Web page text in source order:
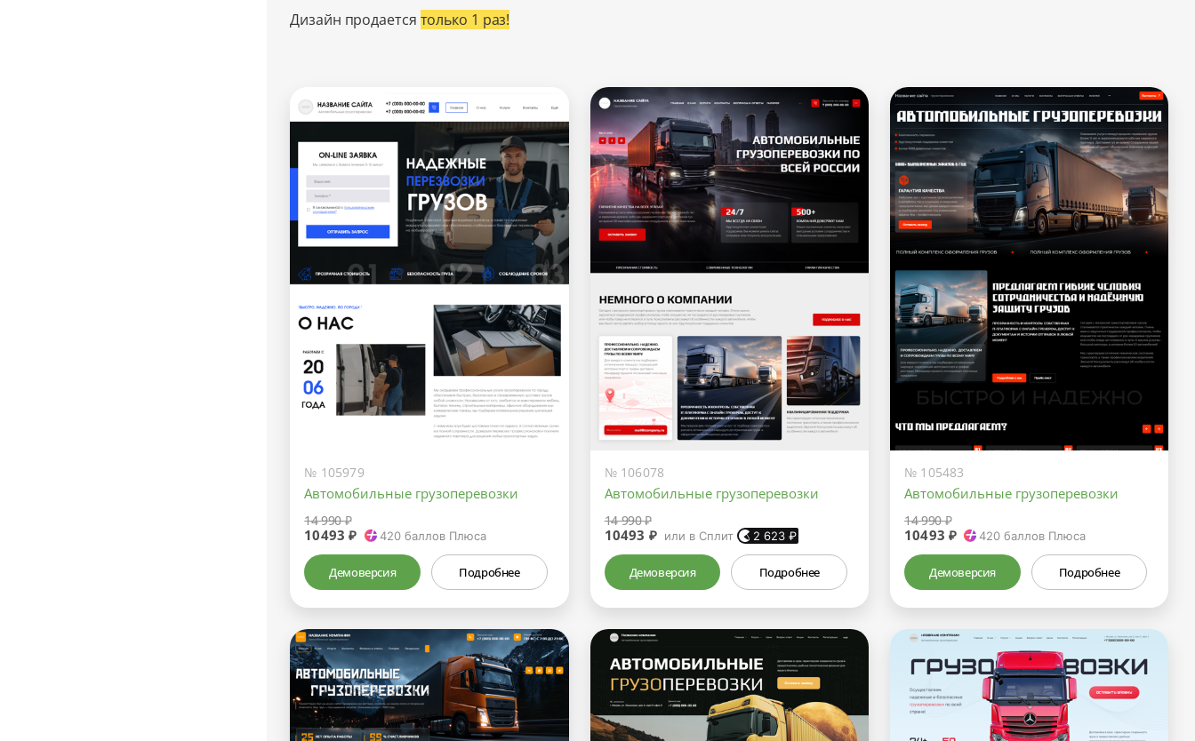
Дизайн продается только 1 раз!
№ 105979
Автомобильные грузоперевозки
14 990 ₽
10493 ₽ 420баллов Плюса
Демоверсия Подробнее
№ 106078
Автомобильные грузоперевозки
14 990 ₽
10493 ₽ или в Сплит 2 623 ₽
Демоверсия Подробнее
№ 105483
Автомобильные грузоперевозки
14 990 ₽
10493 ₽ 420 баллов Плюса
Демоверсия Подробнее